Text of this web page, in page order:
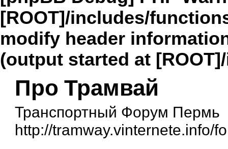
[ROOT]/includes/
modify header
(output started at
Про Трамвай
Транспортный Форум Пермь
http://tramway.vinternete.info/